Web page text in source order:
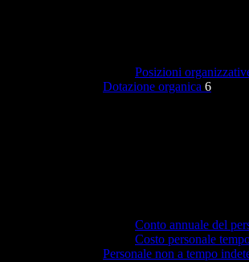
Posizioni
Dotazione organica 6
Conto annuale del
Costo personale
Personale non a tempo